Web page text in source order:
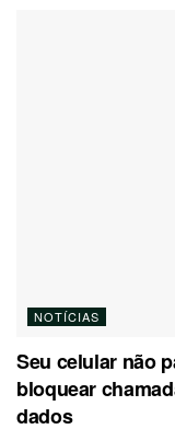
NOTÍCIAS
Seu celular não
bloquear
dados